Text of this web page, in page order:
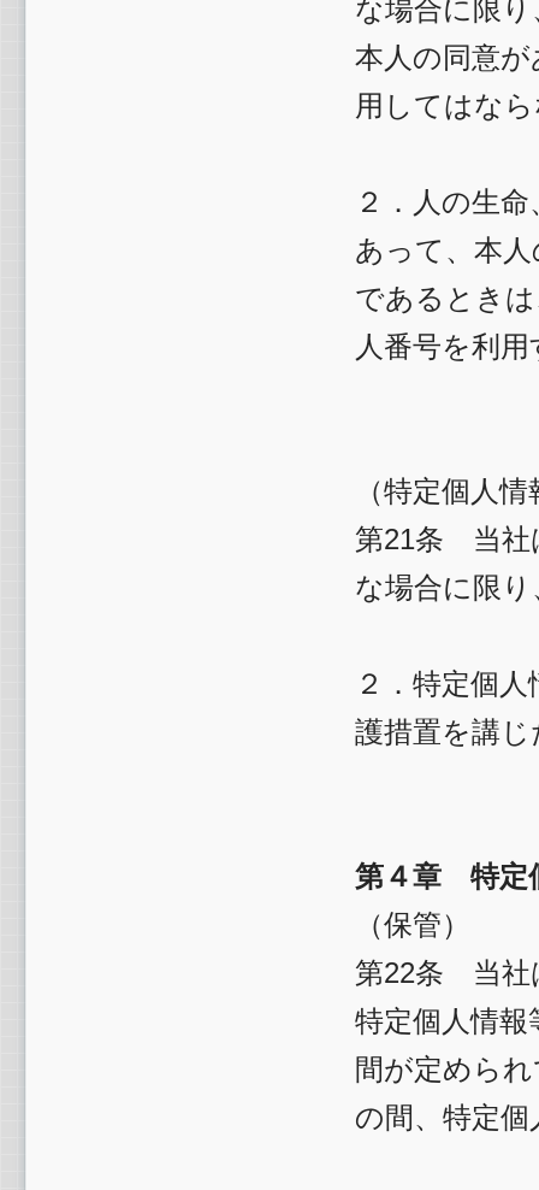
な場合に限
本人の同意
用してはな
２．人の生
あって、本
であるとき
人番号を利
（特定個人
第21条 当社
な場合に限
２．特定個
護措置を講
第４章 特定
（保管）
第22条 当社
特定個人情
間が定めら
の間、特定